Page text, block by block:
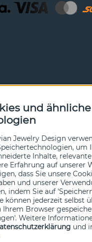
Newsletter erfahren Sie
und ähnliche
Jewelry Design
um
Inhalte,
Erfahrung auf unserer
dass Sie unsere
und unserer
indem Sie auf
können jederzeit selbst
Ihrem Browser
Weitere
und